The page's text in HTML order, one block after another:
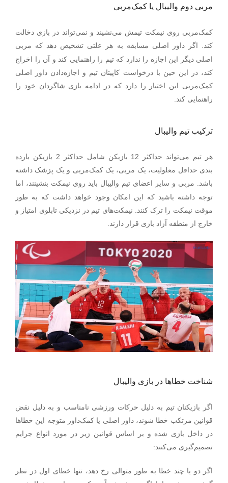
مربی دوم والیبال یا کمک‌مربی
کمک‌مربی روی نیمکت تیمش می‌نشیند و نمی‌تواند در بازی دخالت
کند. اگر داور اصلی مسابقه به هر علتی تشخیص دهد که مربی
اصلی دیگر این اجازه را ندارد که تیم را راهنمایی کند و آن را اخراج
کند، در این حین با درخواست کاپیتان تیم و اجازه‌دادن داور اصلی
کمک‌مربی این اختیار را دارد که در ادامه بازی شاگردان خود را
راهنمایی کند.
ترکیب تیم والیبال
هر تیم می‌تواند حداکثر 12 بازیکن شامل حداکثر 2 بازیکن بارده
بندی حداقل معلولیت، یک مربی، یک کمک‌مربی و یک پزشک داشته
باشد. مربی و سایر اعضای تیم والیبال باید روی نیمکت بنشینند، اما
توجه داشته باشید که این امکان وجود خواهد داشت که به طور
موقت نیمکت را ترک کنند. نیمکت‌های تیم در نزدیکی تابلوی امتیاز و
خارج از منطقه آزاد بازی قرار دارند.
شناخت خطاها در بازی والیبال
اگر بازیکنان تیم به دلیل حرکات ورزشی نامناسب و به دلیل نقض
قوانین مرتکب خطا شوند، داور اصلی یا کمک‌داور متوجه این خطاها
در داخل بازی شده و بر اساس قوانین زیر در مورد انواع جرایم
تصمیم‌گیری می‌کنند:
اگر دو یا چند خطا به طور متوالی رخ دهد، تنها خطای اول در نظر